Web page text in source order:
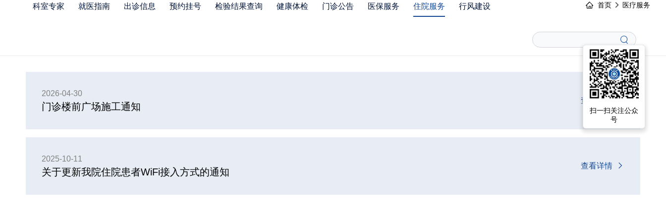
首页 医疗服务
科室专家 就医指南 出诊信息 预约挂号 检验结果查询 健康体检 门诊公告 医保服务 住院服务 行风建设
搜
索
2026-04-30
门诊楼前广场施工通知
查看详情
2025-10-11
关于更新我院住院患者WiFi接入方式的通知
查看详情
扫一扫关注公众
号